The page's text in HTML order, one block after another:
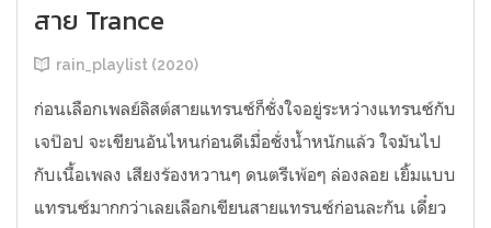
สาย Trance
rain_playlist (2020)
ก่อนเลือกเพลย์ลิสต์สายแทรนซ์ก็ชั่งใจอยู่ระหว่างแทรนซ์กับ
เจป๊อป จะเขียนอันไหนก่อนดีเมื่อชั่งน้ำหนักแล้ว ใจมันไป
กับเนื้อเพลง เสียงร้องหวานๆ ดนตรีเพ้อๆ ล่องลอย เยิ้มแบบ
แทรนซ์มากกว่าเลยเลือกเขียนสายแทรนซ์ก่อนละกัน เดี๋ยว